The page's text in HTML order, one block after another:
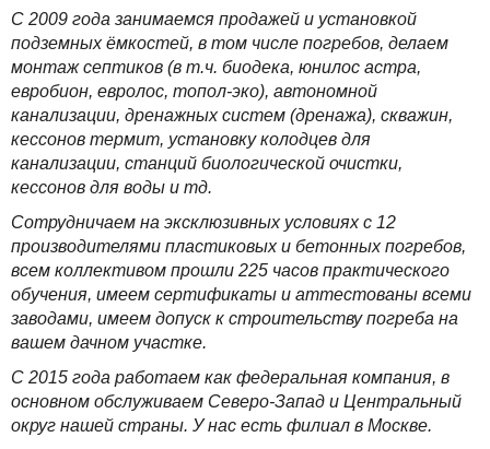
С 2009 года занимаемся продажей и установкой
подземных ёмкостей, в том числе погребов, делаем
монтаж септиков (в т.ч. биодека, юнилос астра,
евробион, евролос, топол-эко), автономной
канализации, дренажных систем (дренажа), скважин,
кессонов термит, установку колодцев для
канализации, станций биологической очистки,
кессонов для воды и тд.
Сотрудничаем на эксклюзивных условиях с 12
производителями пластиковых и бетонных погребов,
всем коллективом прошли 225 часов практического
обучения, имеем сертификаты и аттестованы всеми
заводами, имеем допуск к строительству погреба на
вашем дачном участке.
С 2015 года работаем как федеральная компания, в
основном обслуживаем Северо-Запад и Центральный
округ нашей страны. У нас есть филиал в Москве.